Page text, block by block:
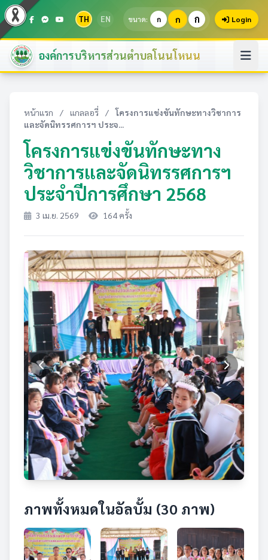
TH EN ขนาด: ก ก ก Login
องค์การบริหารส่วนตำบลโนนโหนน
หน้าแรก / แกลลอรี่ /
โครงการแข่งขันทักษะทางวิชาการ
และจัดนิทรรศการฯ ประจ...
โครงการแข่งขันทักษะทาง
วิชาการและจัดนิทรรศการฯ
ประจำปีการศึกษา 2568
3 เม.ย. 2569 164 ครั้ง
ภาพทั้งหมดในอัลบั้ม (30 ภาพ)